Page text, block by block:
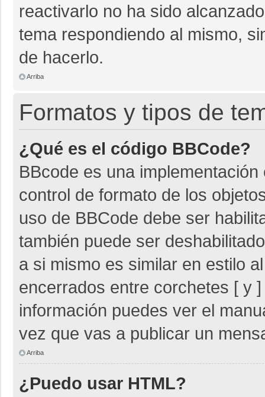
reactivarlo no ha sido
tema respondiendo al mismo,
de hacerlo.
Arriba
Formatos y tipos de
¿Qué es el código BBCode?
BBcode es una
control de formato de los
uso de BBCode debe ser
también puede ser
a si mismo es similar en estilo
encerrados entre corchetes [ y
información puedes ver el
vez que vas a publicar un
Arriba
¿Puedo usar HTML?